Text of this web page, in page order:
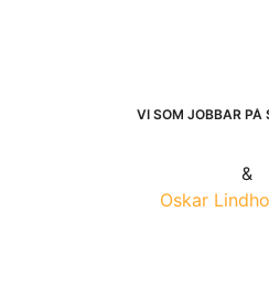
VI SOM JOBBAR PÅ
&
Oskar